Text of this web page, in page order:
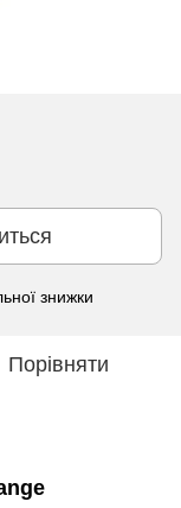
знижки
Порівняти